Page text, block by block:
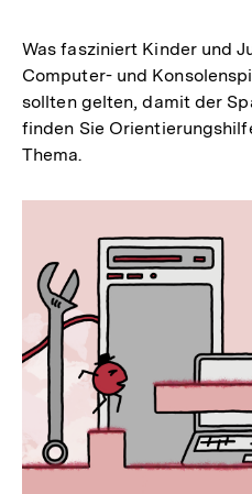
Was fasziniert Kinder und
Computer- und
sollten gelten, damit der
finden Sie
Thema.